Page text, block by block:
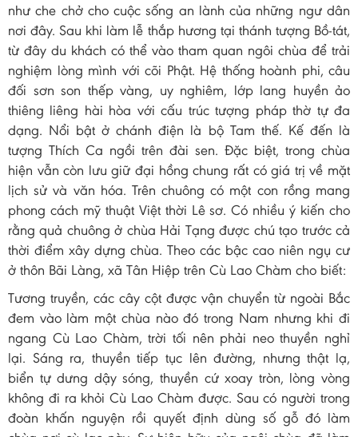
như che chở cho cuộc sống an lành của những ngư dân
nơi đây. Sau khi làm lễ thắp hương tại thánh tượng Bồ-tát,
từ đây du khách có thể vào tham quan ngôi chùa để trải
nghiệm lòng mình với cõi Phật. Hệ thống hoành phi, câu
đối sơn son thếp vàng, uy nghiêm, lớp lang huyền ảo
thiêng liêng hài hòa với cấu trúc tượng pháp thờ tự đa
dạng. Nổi bật ở chánh điện là bộ Tam thế. Kế đến là
tượng Thích Ca ngồi trên đài sen. Đặc biệt, trong chùa
hiện vẫn còn lưu giữ đại hồng chung rất có giá trị về mặt
lịch sử và văn hóa. Trên chuông có một con rồng mang
phong cách mỹ thuật Việt thời Lê sơ. Có nhiều ý kiến cho
rằng quả chuông ở chùa Hải Tạng được chú tạo trước cả
thời điểm xây dựng chùa. Theo các bậc cao niên ngụ cư
ở thôn Bãi Làng, xã Tân Hiệp trên Cù Lao Chàm cho biết:
Tương truyền, các cây cột được vận chuyển từ ngoài Bắc
đem vào làm một chùa nào đó trong Nam nhưng khi đi
ngang Cù Lao Chàm, trời tối nên phải neo thuyền nghỉ
lại. Sáng ra, thuyền tiếp tục lên đường, nhưng thật lạ,
biển tự dưng dậy sóng, thuyền cứ xoay tròn, lòng vòng
không đi ra khỏi Cù Lao Chàm được. Sau có người trong
đoàn khấn nguyện rồi quyết định dùng số gỗ đó làm